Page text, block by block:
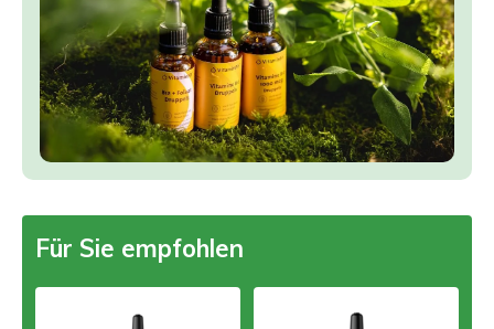
Für Sie empfohlen